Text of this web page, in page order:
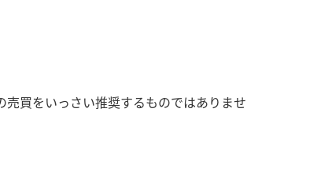
買をいっさい推奨するものではありませ